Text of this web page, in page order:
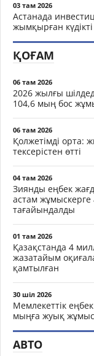
03 там 2026
Астанада
жымқырған
ҚОҒАМ
06 там 2026
2026 жылғы
104,6 мың бос
06 там 2026
Қолжетімді орта:
тексерістен өтті
04 там 2026
Зиянды еңбек
астам жұмыскерге
тағайындалды
01 там 2026
Қазақстанда 4
жазатайым
қамтылған
30 шіл 2026
Мемлекеттік
мыңға жуық
АВТО